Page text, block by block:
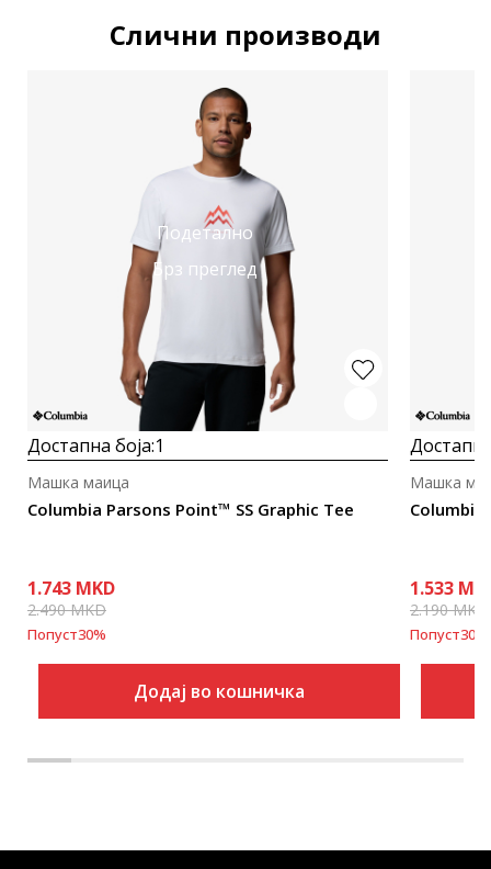
Слични производи
Подетално
Брз преглед
Достапна боја:1
Columbia Parsons Point™ SS Graphic Tee
Машка маица
1.743 MKD
2.490MKD
Попуст30%
Додај во кошничка
Columbia
Машка
1.533
2.190MKD
Попуст30